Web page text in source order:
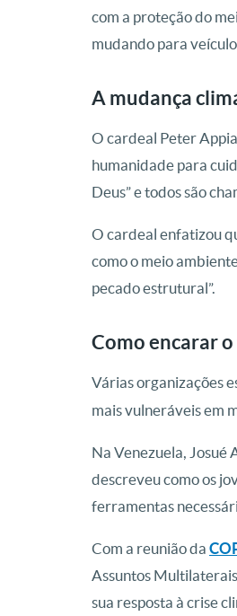
com a proteção do
mudando para
A mudança
O cardeal Peter
humanidade para
Deus” e todos são
O cardeal enfatizou
como o meio
pecado estrutural”.
Como encarar
Várias organizações
mais vulneráveis ​​em
Na Venezuela, Josué
descreveu como os
ferramentas
Com a reunião da
Assuntos
sua resposta à crise